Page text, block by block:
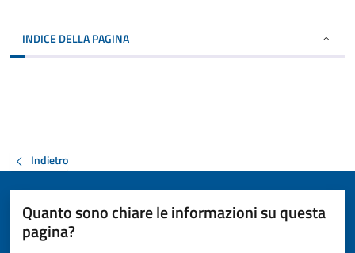
INDICE DELLA PAGINA
Indietro
Quanto sono chiare le informazioni su questa
pagina?